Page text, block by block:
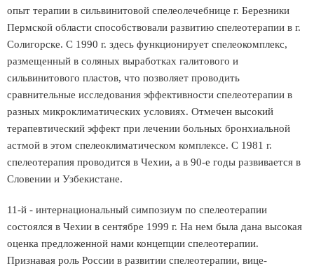
опыт терапии в сильвинитовой спелеолечебнице г. Березники
Пермской области способствовали развитию спелеотерапии в г.
Солигорске. С 1990 г. здесь функционирует спелеокомплекс,
размещенный в соляных выработках галитового и
сильвинитового пластов, что позволяет проводить
сравнительные исследования эффективности спелеотерапии в
разных микроклиматических условиях. Отмечен высокий
терапевтический эффект при лечении больных бронхиальной
астмой в этом спелеоклиматическом комплексе. С 1981 г.
спелеотерапия проводится в Чехии, а в 90-е годы развивается в
Словении и Узбекистане.
11-й - интернациональный симпозиум по спелеотерапии
состоялся в Чехии в сентябре 1999 г. На нем была дана высокая
оценка предложенной нами концепции спелеотерапии.
Признавая роль России в развитии спелеотерапии, вице-